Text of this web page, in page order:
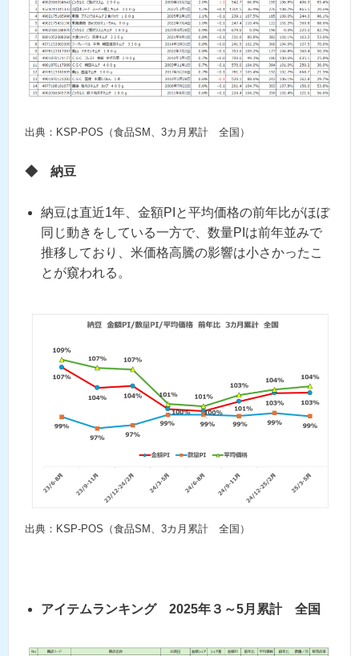
出典：KSP-POS（食品SM、3カ月累計 全国）
◆ 納豆
納豆は直近1年、金額PIと平均価格の前年比がほぼ
同じ動きをしている一方で、数量PIは前年並みで
推移しており、米価格高騰の影響は小さかったこ
とが窺われる。
出典：KSP-POS（食品SM、3カ月累計 全国）
アイテムランキング 2025年３～5月累計 全国